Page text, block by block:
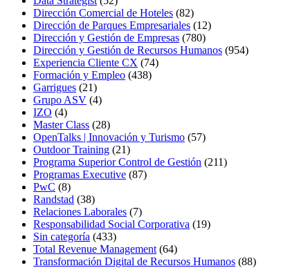
Dirección Comercial de Hoteles (82)
Dirección de Parques Empresariales (12)
Dirección y Gestión de Empresas (780)
Dirección y Gestión de Recursos Humanos (954)
Experiencia Cliente CX (74)
Formación y Empleo (438)
Garrigues (21)
Grupo ASV (4)
IZO (4)
Master Class (28)
OpenTalks | Innovación y Turismo (57)
Outdoor Training (21)
Programa Superior Control de Gestión (211)
Programas Executive (87)
PwC (8)
Randstad (38)
Relaciones Laborales (7)
Responsabilidad Social Corporativa (19)
Sin categoría (433)
Total Revenue Management (64)
Transformación Digital de Recursos Humanos (88)